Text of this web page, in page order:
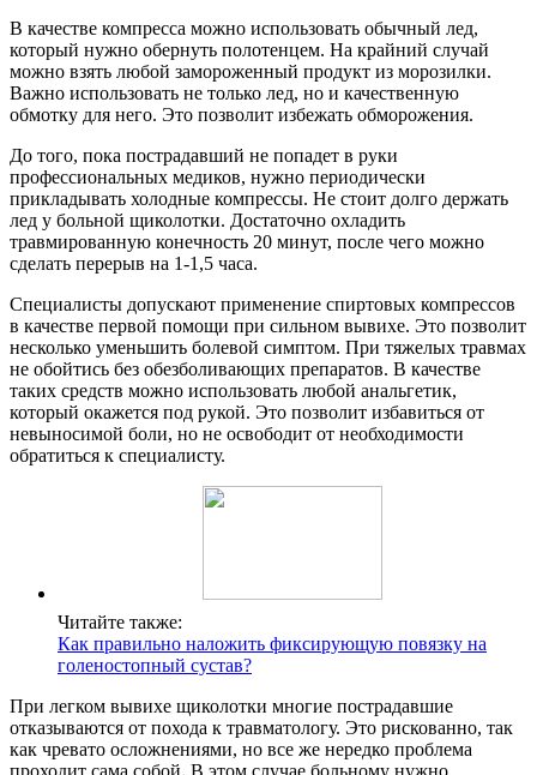
В качестве компресса можно использовать обычный лед,
который нужно обернуть полотенцем. На крайний случай
можно взять любой замороженный продукт из морозилки.
Важно использовать не только лед, но и качественную
обмотку для него. Это позволит избежать обморожения.
До того, пока пострадавший не попадет в руки
профессиональных медиков, нужно периодически
прикладывать холодные компрессы. Не стоит долго держать
лед у больной щиколотки. Достаточно охладить
травмированную конечность 20 минут, после чего можно
сделать перерыв на 1-1,5 часа.
Специалисты допускают применение спиртовых компрессов
в качестве первой помощи при сильном вывихе. Это позволит
несколько уменьшить болевой симптом. При тяжелых травмах
не обойтись без обезболивающих препаратов. В качестве
таких средств можно использовать любой анальгетик,
который окажется под рукой. Это позволит избавиться от
невыносимой боли, но не освободит от необходимости
обратиться к специалисту.
Читайте также:
Как правильно наложить фиксирующую повязку на
голеностопный сустав?
При легком вывихе щиколотки многие пострадавшие
отказываются от похода к травматологу. Это рискованно, так
как чревато осложнениями, но все же нередко проблема